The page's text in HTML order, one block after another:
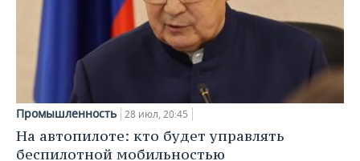
Промышленность 28 июл, 20:45
На автопилоте: кто будет управлять
беспилотной мобильностью